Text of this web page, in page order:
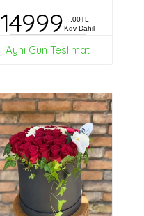
14999
,00TL
Kdv Dahil
Aynı Gün Teslimat